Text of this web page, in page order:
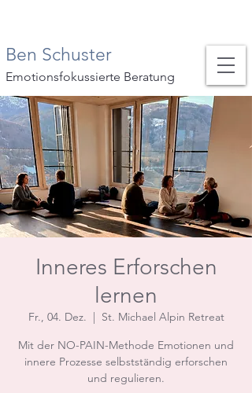
Ben Schuster
Emotionsfokussierte Beratung
Inneres Erforschen
lernen
Fr., 04. Dez.
  |
St. Michael Alpin Retreat
Mit der NO-PAIN-Methode Emotionen und
innere Prozesse selbstständig erforschen
und regulieren.